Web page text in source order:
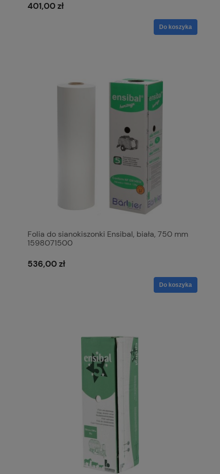
401,00 zł
Do koszyka
Folia do sianokiszonki Ensibal, biała, 750 mm
1598071500
536,00 zł
Do koszyka